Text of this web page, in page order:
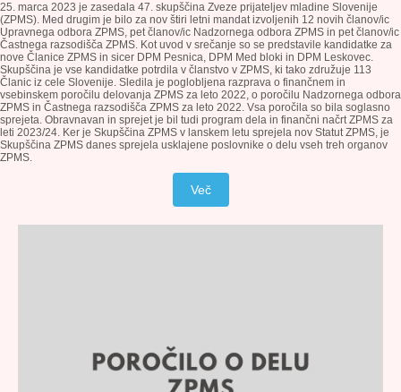
25. marca 2023 je zasedala 47. skupščina Zveze prijateljev mladine Slovenije
(ZPMS). Med drugim je bilo za nov štiri letni mandat izvoljenih 12 novih članov/ic
Upravnega odbora ZPMS, pet članov/ic Nadzornega odbora ZPMS in pet članov/ic
Častnega razsodišča ZPMS. Kot uvod v srečanje so se predstavile kandidatke za
nove Članice ZPMS in sicer DPM Pesnica, DPM Med bloki in DPM Leskovec.
Skupščina je vse kandidatke potrdila v članstvo v ZPMS, ki tako združuje 113
Članic iz cele Slovenije. Sledila je poglobljena razprava o finančnem in
vsebinskem poročilu delovanja ZPMS za leto 2022, o poročilu Nadzornega odbora
ZPMS in Častnega razsodišča ZPMS za leto 2022. Vsa poročila so bila soglasno
sprejeta. Obravnavan in sprejet je bil tudi program dela in finančni načrt ZPMS za
leti 2023/24. Ker je Skupščina ZPMS v lanskem letu sprejela nov Statut ZPMS, je
Skupščina ZPMS danes sprejela usklajene poslovnike o delu vseh treh organov
ZPMS.
Več